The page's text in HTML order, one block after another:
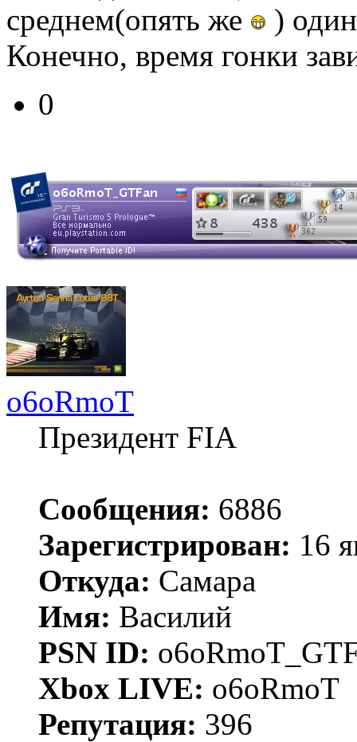
среднем(опять же
)
Конечно, время гонки
0
o6oRmoT
Президент FIA
Сообщения: 6886
Зарегистрирован: 16
Откуда: Самара
Имя: Василий
PSN ID:
Xbox LIVE: o6oRmoT
Репутация: 396